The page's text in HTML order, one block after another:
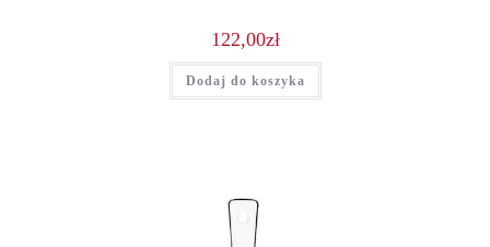
122,00zł
Dodaj do koszyka